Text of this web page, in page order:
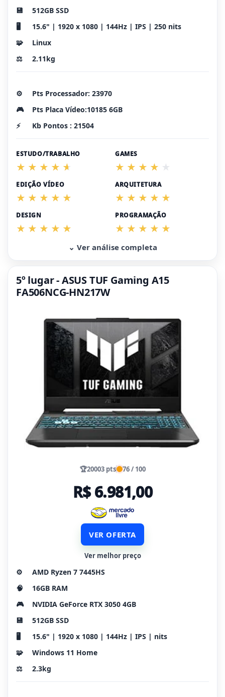
💾
512GB SSD
🖥️
15.6" | 1920 x 1080 | 144Hz | IPS | 250 nits
🧩
Linux
⚖️
2.11kg
⚙️
Pts Processador: 23970
🎮
Pts Placa Vídeo:10185 6GB
⚡
Kb Pontos : 21504
ESTUDO/TRABALHO GAMES
EDIÇÃO VÍDEO ARQUITETURA
DESIGN PROGRAMAÇÃO
⌄ Ver análise completa
5º lugar - ASUS TUF Gaming A15
FA506NCG-HN217W
🏆20003 pts 76 / 100
R$ 6.981,00
VER OFERTA
Ver melhor preço
⚙️
AMD Ryzen 7 7445HS
🧠
16GB RAM
🎮
NVIDIA GeForce RTX 3050 4GB
💾
512GB SSD
🖥️
15.6" | 1920 x 1080 | 144Hz | IPS | nits
🧩
Windows 11 Home
⚖️
2.3kg